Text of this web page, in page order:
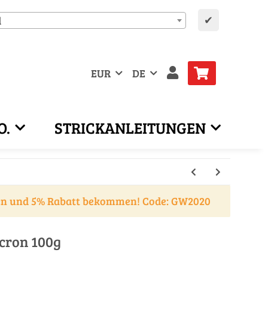
✔
EUR DE
STRICKANLEITUNGEN
5% Rabatt bekommen! Code: GW2020
100g